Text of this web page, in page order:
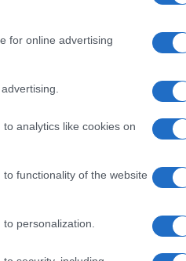
for online advertising
analytics like cookies on
functionality of the website
personalization.
I
più rigide,
le mezze
e donano un
neutre e